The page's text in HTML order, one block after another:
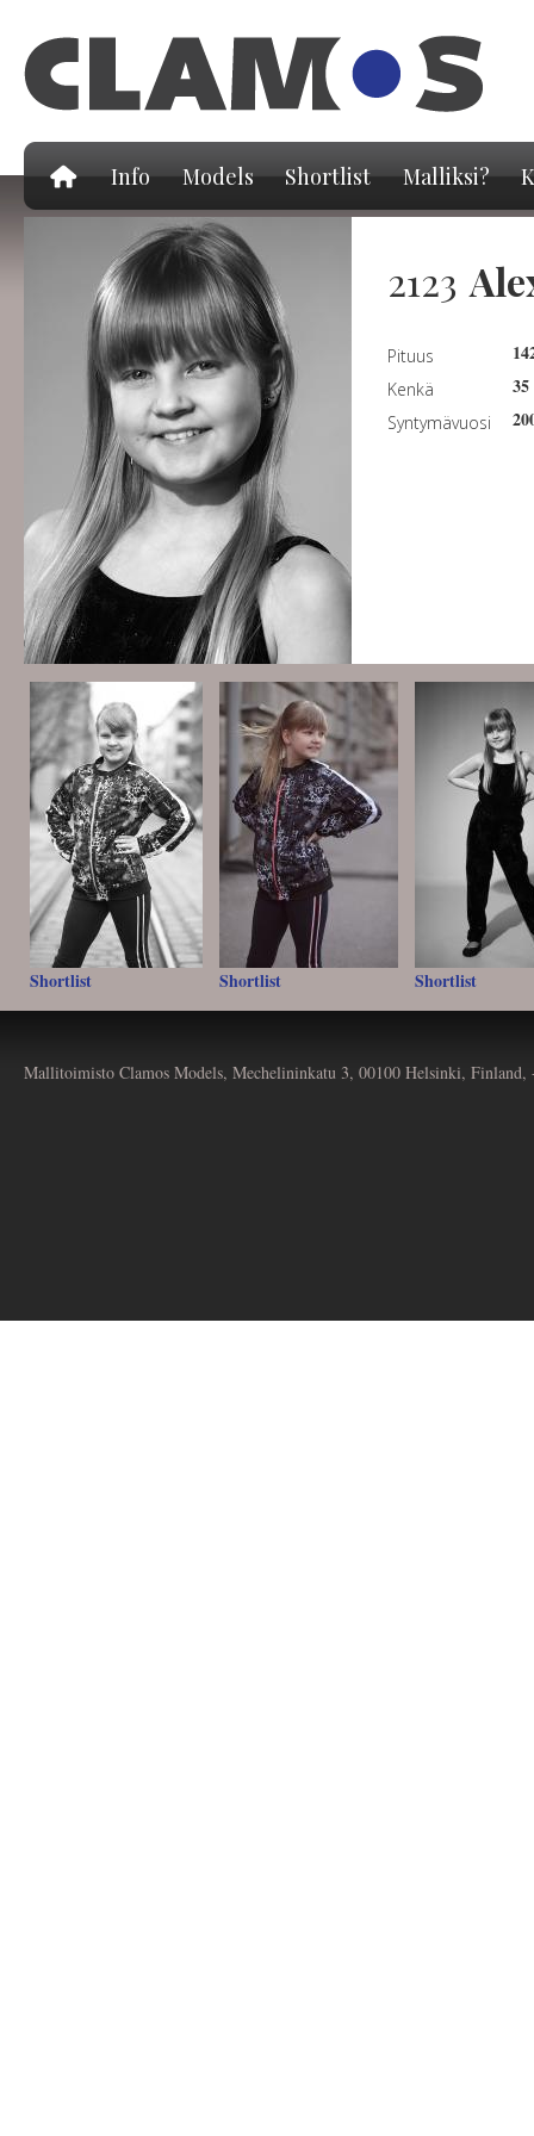
Info Models Shortlist Malliksi?
2123
Pituus
Kenkä 35
Syntymävuosi
Shortlist Shortlist Shortlist
Mallitoimisto Clamos Models, Mechelininkatu 3, 00100 Helsinki,